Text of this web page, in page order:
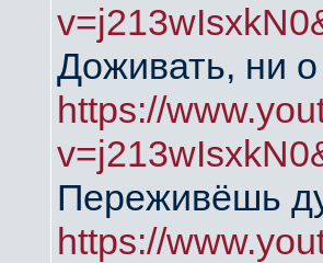
Доживать, ни
https://
Переживёшь
https://